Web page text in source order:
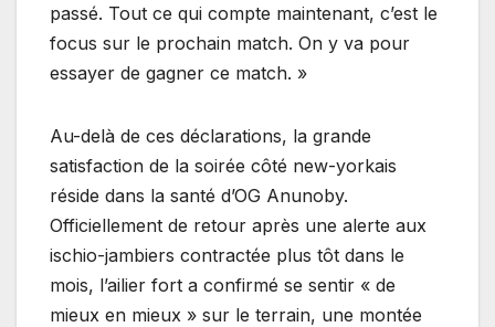
passé. Tout ce qui compte maintenant, c’est le
focus sur le prochain match. On y va pour
essayer de gagner ce match. »
Au-delà de ces déclarations, la grande
satisfaction de la soirée côté new-yorkais
réside dans la santé d’OG Anunoby.
Officiellement de retour après une alerte aux
ischio-jambiers contractée plus tôt dans le
mois, l’ailier fort a confirmé se sentir « de
mieux en mieux » sur le terrain, une montée